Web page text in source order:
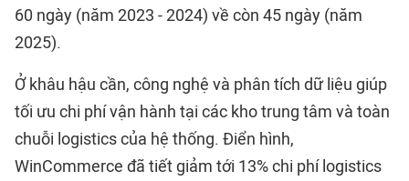
60 ngày (năm 2023 - 2024) về còn 45 ngày (năm
2025).
Ở khâu hậu cần, công nghệ và phân tích dữ liệu giúp
tối ưu chi phí vận hành tại các kho trung tâm và toàn
chuỗi logistics của hệ thống. Điển hình,
WinCommerce đã tiết giảm tới 13% chi phí logistics